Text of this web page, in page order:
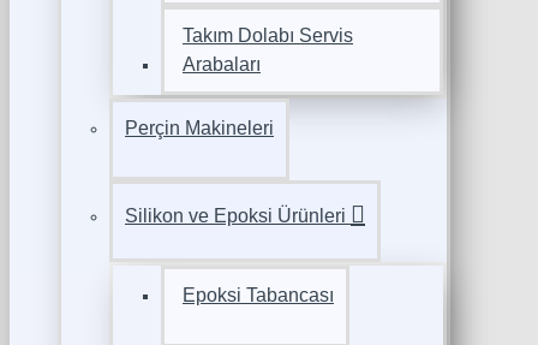
Takım Dolabı Servis
Arabaları
Perçin Makineleri
Silikon ve Epoksi Ürünleri
Epoksi Tabancası